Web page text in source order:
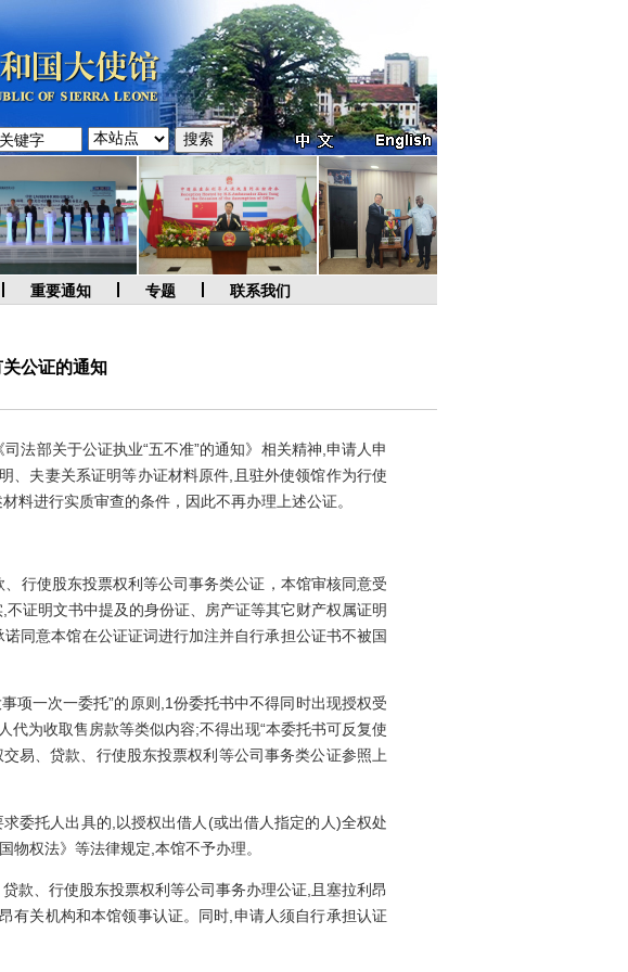
重要通知 专题 联系我们
公证的通知
部关于公证执业“五不准”的通知》相关精神,申请人申
、夫妻关系证明等办证材料原件,且驻外使领馆作为行使
料进行实质审查的条件，因此不再办理上述公证。
行使股东投票权利等公司事务类公证，本馆审核同意受
证明文书中提及的身份证、房产证等其它财产权属证明
同意本馆在公证证词进行加注并自行承担公证书不被国
一次一委托”的原则,1份委托书中不得同时出现授权受
为收取售房款等类似内容;不得出现“本委托书可反复使
易、贷款、行使股东投票权利等公司事务类公证参照上
委托人出具的,以授权出借人(或出借人指定的人)全权处
物权法》等法律规定,本馆不予办理。
、行使股东投票权利等公司事务办理公证,且塞拉利昂
有关机构和本馆领事认证。同时,申请人须自行承担认证